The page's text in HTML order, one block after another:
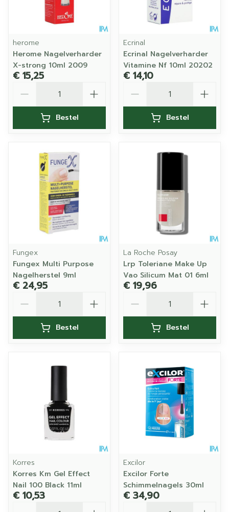
herome
Herome Nagelverharder
X-strong 10ml 2009
€ 15,25
Bestel
Ecrinal
Ecrinal Nagelverharder
Vitamine Nf 10ml 20202
€ 14,10
Bestel
Fungex
Fungex Multi Purpose
Nagelherstel 9ml
€ 24,95
Bestel
La Roche Posay
Lrp Toleriane Make Up
Vao Silicum Mat 01 6ml
€ 19,96
Bestel
Korres
Korres Km Gel Effect
Nail 100 Black 11ml
€ 10,53
Excilor
Excilor Forte
Schimmelnagels 30ml
€ 34,90